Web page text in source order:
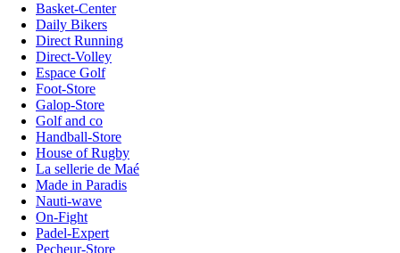
Basket-Center
Daily Bikers
Direct Running
Direct-Volley
Espace Golf
Foot-Store
Galop-Store
Golf and co
Handball-Store
House of Rugby
La sellerie de Maé
Made in Paradis
Nauti-wave
On-Fight
Padel-Expert
Pecheur-Store